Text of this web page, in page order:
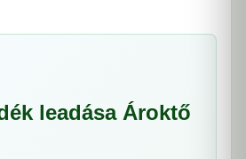
leadása Ároktő